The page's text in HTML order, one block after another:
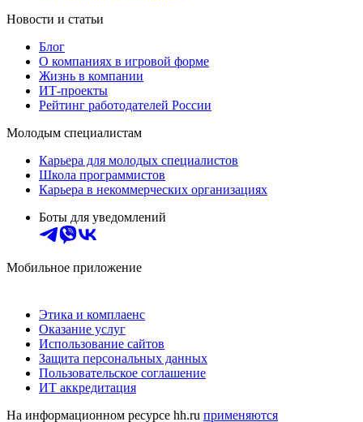
Новости и статьи
Блог
О компаниях в игровой форме
Жизнь в компании
ИТ-проекты
Рейтинг работодателей России
Молодым специалистам
Карьера для молодых специалистов
Школа программистов
Карьера в некоммерческих организациях
Боты для уведомлений
Мобильное приложение
Этика и комплаенс
Оказание услуг
Использование сайтов
Защита персональных данных
Пользовательское соглашение
ИТ аккредитация
На информационном ресурсе hh.ru применяются